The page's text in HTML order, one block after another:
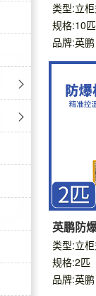
类型:立
规格:10匹
品牌:英鹏
英鹏防
类型:立
规格:2匹
品牌:英鹏